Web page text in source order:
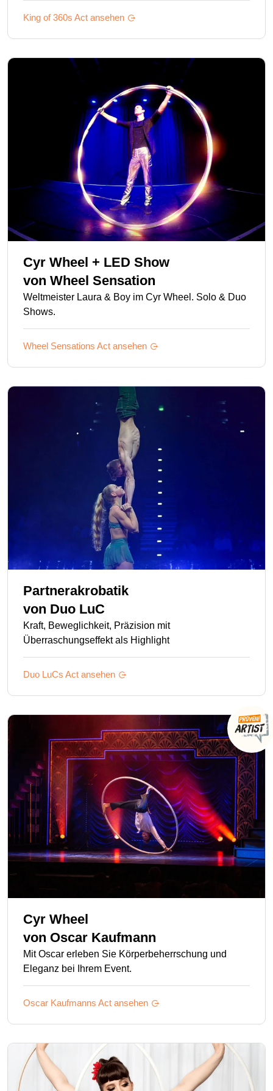
King of 360s Act ansehen
Cyr Wheel + LED Show
von Wheel Sensation
Weltmeister Laura & Boy im Cyr Wheel. Solo & Duo
Shows.
Wheel Sensations Act ansehen
Partnerakrobatik
von Duo LuC
Kraft, Beweglichkeit, Präzision mit
Überraschungseffekt als Highlight
Duo LuCs Act ansehen
Cyr Wheel
von Oscar Kaufmann
Mit Oscar erleben Sie Körperbeherrschung und
Eleganz bei Ihrem Event.
Oscar Kaufmanns Act ansehen